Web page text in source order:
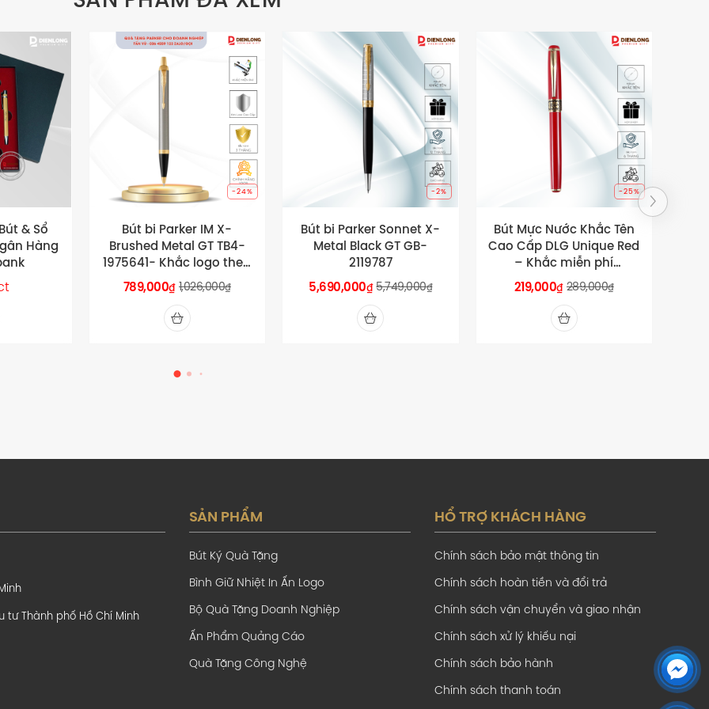
IM X-
GT TB4-
logo theo
Bút bi Parker Sonnet X-
Metal Black GT GB-
2119787
5,749,000
5,690,000₫
-2%
Bút Mực Nước Khắc Tên
Cao Cấp DLG Unique Red
– Khắc miễn phí
tên/logo theo yêu cầu
289,000₫
219,000₫
-25%
Bình Giữ Nhiệt Cao Cấp
DLG Pastel Ru Lotus
500ml
Contact
tư Thành phố Hồ Chí Minh
SẢN PHẨM
Bút Ký Quà Tặng
Bình Giữ Nhiệt In Ấn Logo
Bộ Quà Tặng Doanh Nghiệp
Ấn Phẩm Quảng Cáo
Quà Tặng Công Nghệ
HỔ TRỢ KHÁCH HÀNG
Chính sách bảo mật thông tin
Chính sách hoàn tiền và đổi trả
Chính sách vận chuyển và giao nhận
Chính sách xử lý khiếu nại
Chính sách bảo hành
Chính sách thanh toán